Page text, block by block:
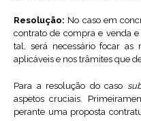
Resolução: No caso em
contrato de compra e venda
tal, será necessário focar as
aplicáveis e nos trâmites que
Para a resolução do caso
aspetos cruciais.
perante uma proposta